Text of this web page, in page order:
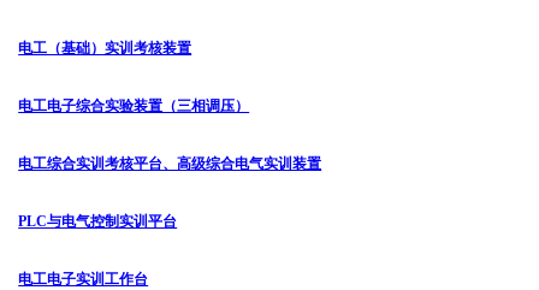
电工（基础）实训考核装置
电工电子综合实验装置（三相调压）
电工综合实训考核平台、高级综合电气实训装置
PLC与电气控制实训平台
电工电子实训工作台